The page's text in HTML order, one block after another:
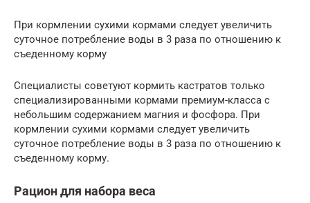
При кормлении сухими кормами следует увеличить
суточное потребление воды в 3 раза по отношению к
съеденному корму
Специалисты советуют кормить кастратов только
специализированными кормами премиум-класса с
небольшим содержанием магния и фосфора. При
кормлении сухими кормами следует увеличить
суточное потребление воды в 3 раза по отношению к
съеденному корму.
Рацион для набора веса